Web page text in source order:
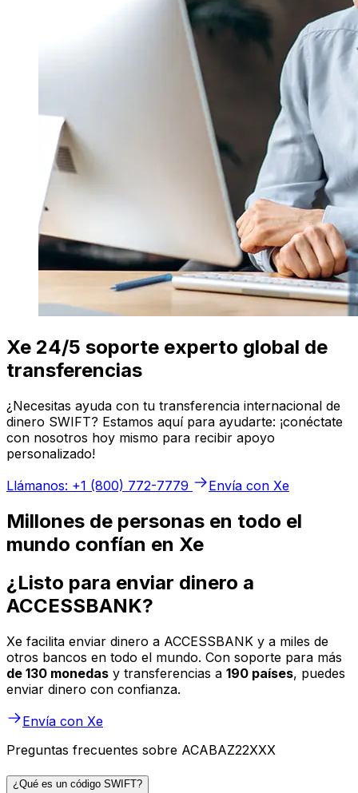
Xe 24/5 soporte experto global de
transferencias
¿Necesitas ayuda con tu transferencia internacional de
dinero SWIFT? Estamos aquí para ayudarte: ¡conéctate
con nosotros hoy mismo para recibir apoyo
personalizado!
Llámanos: +1 (800) 772-7779
Envía con Xe
Millones de personas en todo el
mundo confían en Xe
¿Listo para enviar dinero a
ACCESSBANK?
Xe facilita enviar dinero a ACCESSBANK y a miles de
otros bancos en todo el mundo. Con soporte para más
de 130 monedas y transferencias a 190 países, puedes
enviar dinero con confianza.
Envía con Xe
Preguntas frecuentes sobre ACABAZ22XXX
¿Qué es un código SWIFT?